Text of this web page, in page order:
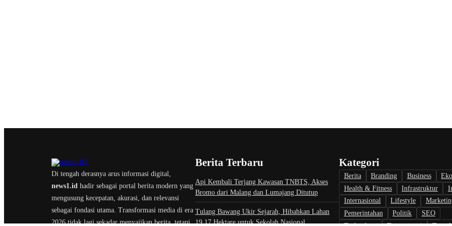
Di tengah derasnya arus informasi digital,
news1.id hadir sebagai portal berita modern yang
mengusung kecepatan, akurasi, dan relevansi
sebagai fondasi utama. Transformasi media di era
2026 tidak lagi sekadar menyajikan berita, tetapi
Berita Terbaru
Api Kembali Terjang Kawasan TNBTS, Akses
Bromo dari Malang dan Lumajang Ditutup
Tulang Bawang Ukir Sejarah, Hibahkan Lahan
19,17 Hektare untuk Sekolah Nasional
Kategori
Berita Branding Business
Health & Fitness
Infrastruktur
Internasional
Lifestyle
Pemerintahan
Politik
SEO